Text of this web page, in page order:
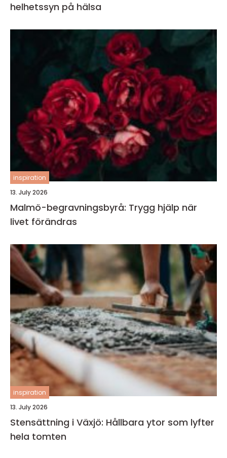
helhetssyn på hälsa
inspiration
13. July 2026
Malmö-begravningsbyrå: Trygg hjälp när
livet förändras
inspiration
13. July 2026
Stensättning i Växjö: Hållbara ytor som lyfter
hela tomten